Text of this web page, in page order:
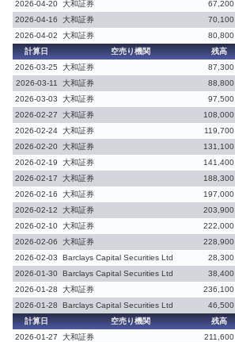
2026-04-20 大和証券 67,200
2026-04-16
大和証券 70,100
2026-04-02
大和証券 80,800
計算日
空売り機関 残高
2026-03-25
大和証券 87,300
2026-03-11
大和証券 88,800
2026-03-03
大和証券 97,500
2026-02-27
大和証券 108,000
2026-02-24 大和証券 119,700
2026-02-20 大和証券 131,100
2026-02-19
大和証券 141,400
2026-02-17
大和証券 188,300
2026-02-16
大和証券 197,000
2026-02-12
大和証券 203,900
2026-02-10 大和証券 222,000
2026-02-06
大和証券 228,900
2026-02-03
Barclays Capital Securities Ltd 28,300
2026-01-30 Barclays Capital Securities Ltd 38,400
2026-01-28
大和証券 236,100
2026-01-28
Barclays Capital Securities Ltd 46,500
計算日
空売り機関 残高
2026-01-27
大和証券 211,600